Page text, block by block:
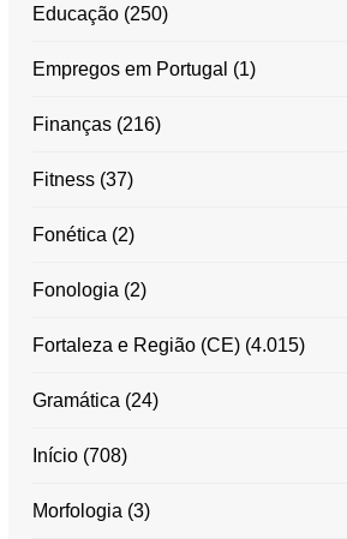
Educação(250)
Empregos em Portugal (1)
Finanças(216)
Fitness(37)
Fonética (2)
Fonologia (2)
Fortaleza e Região (CE)(4.015)
Gramática (24)
Início(708)
Morfologia (3)